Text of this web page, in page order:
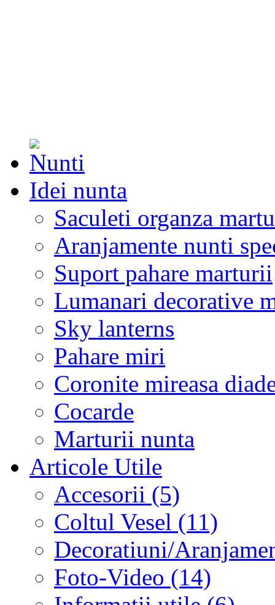
Idei nunta
Saculeti organza
Aranjamente nunti
Suport pahare marturii
Lumanari decorative
Sky lanterns
Pahare miri
Coronite mireasa
Cocarde
Marturii nunta
Articole Utile
Accesorii (5)
Coltul Vesel (11)
Decoratiuni/
Foto-Video (14)